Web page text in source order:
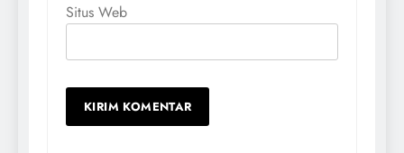
Situs Web